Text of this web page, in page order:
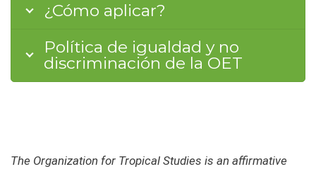
¿Cómo aplicar?
Política de igualdad y no
discriminación de la OET
The Organization for Tropical Studies is an affirmative